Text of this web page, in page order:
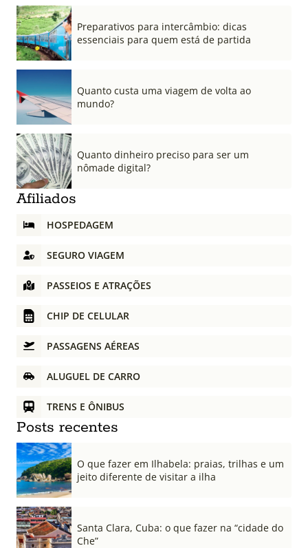
Preparativos para intercâmbio: dicas
essenciais para quem está de partida
Quanto custa uma viagem de volta ao
mundo?
Quanto dinheiro preciso para ser um
nômade digital?
Afiliados
HOSPEDAGEM
SEGURO VIAGEM
PASSEIOS E ATRAÇÕES
CHIP DE CELULAR
PASSAGENS AÉREAS
ALUGUEL DE CARRO
TRENS E ÔNIBUS
Posts recentes
O que fazer em Ilhabela: praias, trilhas e um
jeito diferente de visitar a ilha
Santa Clara, Cuba: o que fazer na “cidade do
Che”